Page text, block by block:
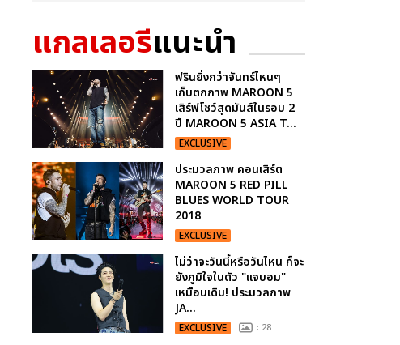
แกลเลอรีแนะนำ
ฟรินยิ่งกว่าจันทร์ไหนๆ
เก็บตกภาพ MAROON 5
เสิร์ฟโชว์สุดมันส์ในรอบ 2
ปี MAROON 5 ASIA T...
EXCLUSIVE
ประมวลภาพ คอนเสิร์ต
MAROON 5 RED PILL
BLUES WORLD TOUR
2018
EXCLUSIVE
ไม่ว่าจะวันนี้หรือวันไหน ก็จะ
ยังภูมิใจในตัว "แจบอม"
เหมือนเดิม! ประมวลภาพ
JA...
EXCLUSIVE : 28